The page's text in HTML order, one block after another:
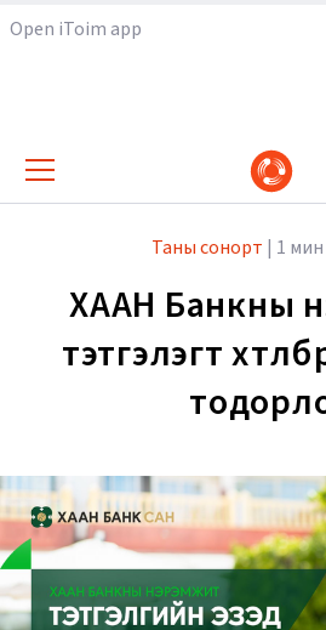
Open iToim app
Таны сонорт | 1
ХААН Банкны
тэтгэлэгт